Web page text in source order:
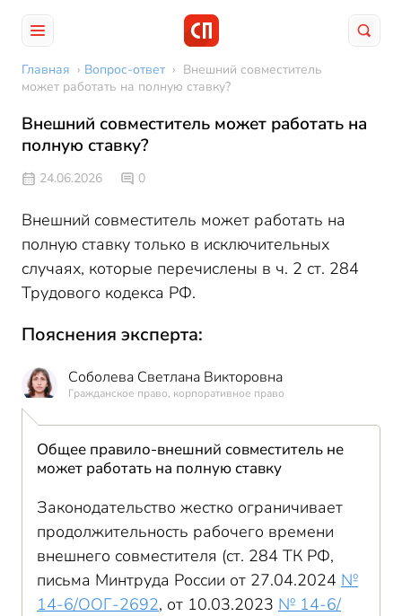
Главная › Вопрос-ответ › Внешний совместитель
может работать на полную ставку?
Внешний совместитель может работать на
полную ставку?
24.06.2026 0
Внешний совместитель может работать на
полную ставку только в исключительных
случаях, которые перечислены в ч. 2 ст. 284
Трудового кодекса РФ.
Пояснения эксперта:
Соболева Светлана Викторовна
Гражданское право, корпоративное право
Общее правило-внешний совместитель не
может работать на полную ставку
Законодательство жестко ограничивает
продолжительность рабочего времени
внешнего совместителя (ст. 284 ТК РФ,
письма Минтруда России от 27.04.2024 №
14-6/ООГ-2692, от 10.03.2023 № 14-6/